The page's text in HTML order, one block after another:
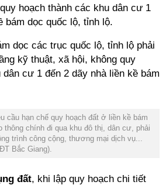
hoạch thành các khu dân cư 1
bám dọc quốc lộ, tỉnh lộ.
dọc các trục quốc lộ, tỉnh lộ phải
kỹ thuật, xã hội, không quy
cư 1 đến 2 dãy nhà liền kề bám
cầu hạn chế quy hoạch đất ở liền kề bám
thông chính đi qua khu đô thị, dân cư, phải
trình công cộng, thương mại dịch vụ...
Bắc Giang).
đất, khi lập quy hoạch chi tiết